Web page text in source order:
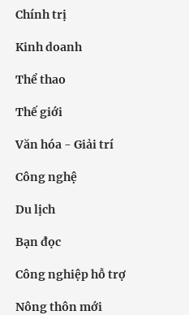
Chính trị
Kinh doanh
Thể thao
Thế giới
Văn hóa - Giải trí
Công nghệ
Du lịch
Bạn đọc
Công nghiệp hỗ trợ
Nông thôn mới